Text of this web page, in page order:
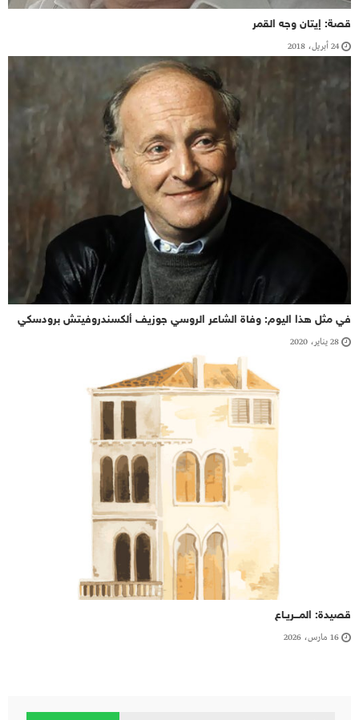
قصة: إيتان وجه القمر
24 أبريل، 2018
في مثل هذا اليوم: وفاة الشاعر الروسي جوزيف ألكسندروفيتش برودسكي
28 يناير، 2020
قصيدة: المـــريـاع
16 مارس، 2026